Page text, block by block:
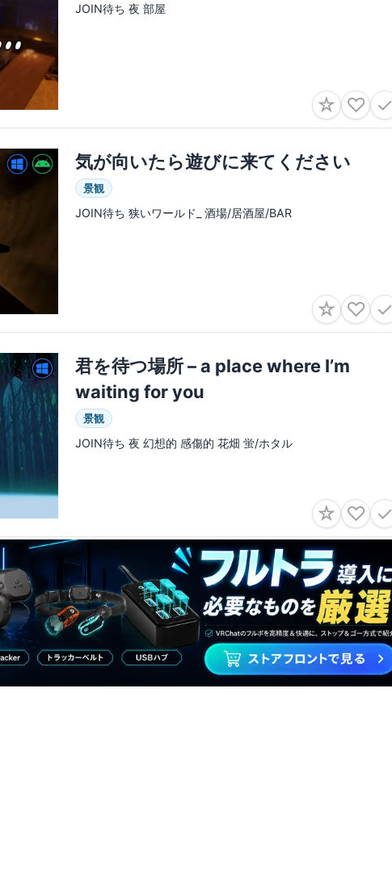
JOIN待ち 夜 部屋
☆ ♡ ✓
気が向いたら遊びに来てください
景観
JOIN待ち 狭いワールド_ 酒場/居酒屋/BAR
☆ ♡ ✓
君を待つ場所 – a place where I’m
waiting for you
景観
JOIN待ち 夜 幻想的 感傷的 花畑 蛍/ホタル
☆ ♡ ✓